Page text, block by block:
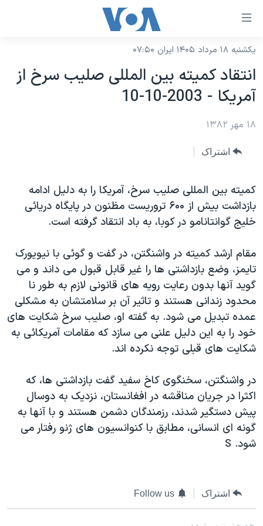
لینکهای
دسترسی
جهش
به
محتوای
اصلی
جهش
اصلی
جهش
به
جستجو
نسخه سبک وب‌سایت
موضوع ها
ایران
آمریکا
ورزشی
گزیده‌ها
ویژه برنامه‌ها
ویدیوها
فرهنگ و زندگی
حقوق شهروندی
اقتصادی
علم و فناوری
گالری عکس
آرشیو پخش زنده
برنامه های تلویزیونی
جدول برنامه ها
جام جهانی ۲۰۲۶
عملیات خشم حماسی
۲۵۰سالگی آمریکا
بایگانی برنامه‌های تلویزیونی
مستندها
انتخابات ریاست جمهوری آمریکا ۲۰۲۴
حمله جمهوری اسلامی به اسرائیل
رمز مهسا
اعتراضات زن، زندگی، آزادی
مجموعه مستندهای دادخواهی
تریبونال مردمی آبان ۹۸
دادگاه حمید نوری
اعتراضات مردمی آبان ۹۸
فرکانس‌های صدای آمریکا
پخش رادیویی
دنبال کنید
زبانهای مختلف
یکشنبه ۱۸ مرداد ۱۴۰۵ ایران ۰۷:۵۰
انتقاد كميته بين المللی صليب سرخ از
آمريکا - 2003-10-10
۱۸ مهر ۱۳۸۲
اشتراک
كميته بين المللی صليب سرخ، آمريکا را به دليل ادامه
بازداشت بيش از ۶۰۰ تروريست مظنون در پايگاه دريائی
خليج گوانتانامو در کوبا، به باد انتقاد گرفته است.
مقام ارشد کميته در واشنگتن، در گفت و گوئی با نيويورک
تايمز، وضع بازداشتی ها را غير قابل قبول می داند و می
گويد آنها بدون رعايت رويه های قانونی لازم به طور نا
محدود زندانی هستند و تاثير آن بر سلامتشان به مشکلی
عمده تبديل می شود. به گفته او، صليب سرخ شکايت های
خود را به اين دليل علنی می سازد که مقامات آمريکائی به
شکايت های قبلی توجه نکرده اند.
در واشنگتن، سخنگوی کاخ سفيد گفت بازداشتی ها، که
اکثرا در جريان مناقشه در افغانستان، نزديک به دوسال
پيش دستگير شدند، رزمندگان دشمن هستند و با آنها به
گونه ای انسانی، مطابق با کنوانسيون های ژنو رفتار می
شود. S
اشتراک Follow us